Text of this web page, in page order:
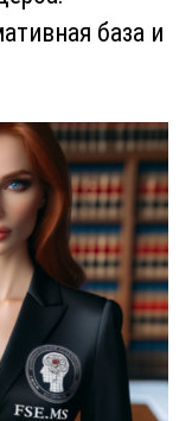
база и